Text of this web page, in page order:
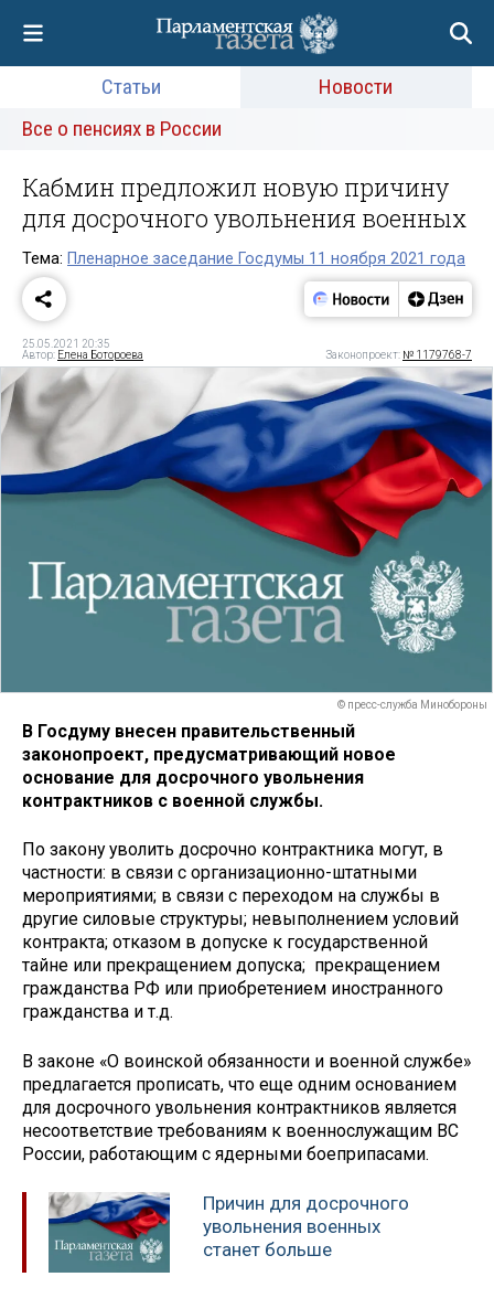
Статьи
Новости
Все о пенсиях в России
Кабмин предложил новую причину
для досрочного увольнения военных
Тема: Пленарное заседание Госдумы 11 ноября 2021 года
25.05.2021 20:35
Автор: Елена Ботороева Законопроект: № 1179768-7
© пресс-служба Минобороны
В Госдуму внесен правительственный
законопроект, предусматривающий новое
основание для досрочного увольнения
контрактников с военной службы.
По закону уволить досрочно контрактника могут, в
частности: в связи с организационно-штатными
мероприятиями; в связи с переходом на службы в
другие силовые структуры; невыполнением условий
контракта; отказом в допуске к государственной
тайне или прекращением допуска; прекращением
гражданства РФ или приобретением иностранного
гражданства и т.д.
В законе «О воинской обязанности и военной службе»
предлагается прописать, что еще одним основанием
для досрочного увольнения контрактников является
несоответствие требованиям к военнослужащим ВС
России, работающим с ядерными боеприпасами.
Причин для досрочного
увольнения военных
станет больше